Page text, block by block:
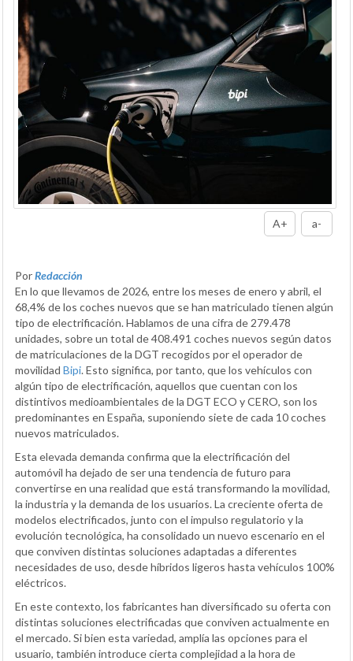
A+ a-
PorRedacción
En lo que llevamos de 2026, entre los meses de enero y abril, el
68,4% de los coches nuevos que se han matriculado tienen algún
tipo de electrificación. Hablamos de una cifra de 279.478
unidades, sobre un total de 408.491 coches nuevos según datos
de matriculaciones de la DGT recogidos por el operador de
movilidad Bipi. Esto significa, por tanto, que los vehículos con
algún tipo de electrificación, aquellos que cuentan con los
distintivos medioambientales de la DGT ECO y CERO, son los
predominantes en España, suponiendo siete de cada 10 coches
nuevos matriculados.
Esta elevada demanda confirma que la electrificación del
automóvil ha dejado de ser una tendencia de futuro para
convertirse en una realidad que está transformando la movilidad,
la industria y la demanda de los usuarios. La creciente oferta de
modelos electrificados, junto con el impulso regulatorio y la
evolución tecnológica, ha consolidado un nuevo escenario en el
que conviven distintas soluciones adaptadas a diferentes
necesidades de uso, desde híbridos ligeros hasta vehículos 100%
eléctricos.
En este contexto, los fabricantes han diversificado su oferta con
distintas soluciones electrificadas que conviven actualmente en
el mercado. Si bien esta variedad, amplía las opciones para el
usuario, también introduce cierta complejidad a la hora de